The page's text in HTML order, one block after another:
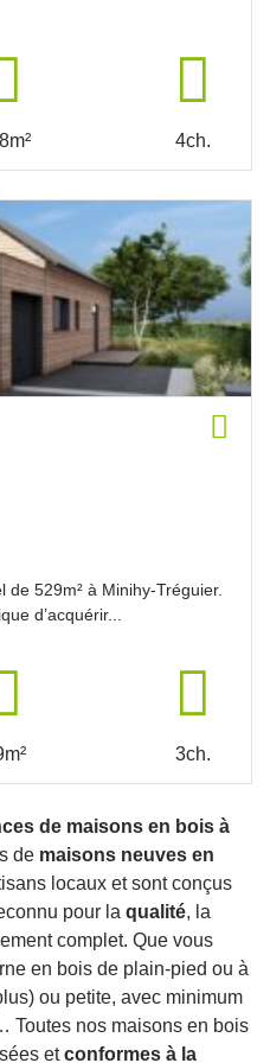
4ch.
529m² à Minihy-Tréguier.
d’acquérir...
3ch.
de maisons en bois à
de maisons neuves en
locaux et sont conçus
pour la qualité, la
complet. Que vous
en bois de plain-pied ou à
ou petite, avec minimum
Toutes nos maisons en bois
etconformes à la